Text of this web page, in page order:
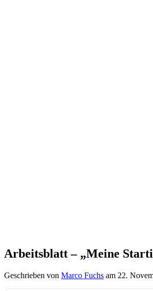
Arbeitsblatt – „Meine
Geschrieben von Marco Fuchs am 22.